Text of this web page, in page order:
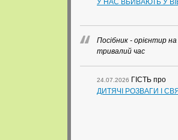
У НАС ВБИВАЮТЬ У
Посібник - орієнтир на
тривалий час
24.07.2026 ГІСТЬ про
ДИТЯЧІ РОЗВАГИ І